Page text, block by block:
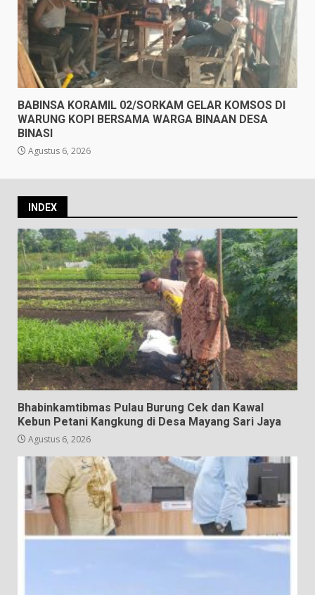
BABINSA KORAMIL 02/SORKAM GELAR KOMSOS DI
WARUNG KOPI BERSAMA WARGA BINAAN DESA
BINASI
Agustus 6, 2026
INDEX
Bhabinkamtibmas Pulau Burung Cek dan Kawal
Kebun Petani Kangkung di Desa Mayang Sari Jaya
Agustus 6, 2026